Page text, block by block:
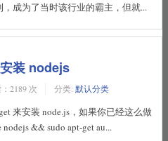
成为了当时该行业的霸主，但就...
装 nodejs
2189 次 分类: 默认分类
来安装 node.js，如果你已经这么做
&& sudo apt-get au...